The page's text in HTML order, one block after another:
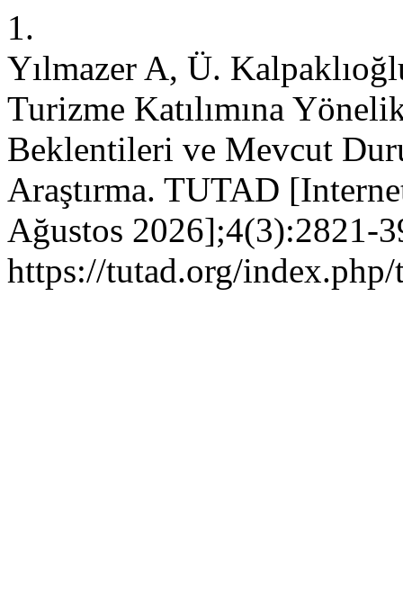
1.
Yılmazer A, Ü.
Turizme Katılımına
Beklentileri ve Mevcut
Araştırma. TUTAD
Ağustos 2026];4(3):2821-
https://tutad.org/